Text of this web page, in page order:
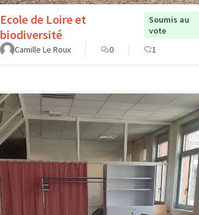
Ecole de Loire et
biodiversité
Soumis au
vote
Camille Le Roux
0 1